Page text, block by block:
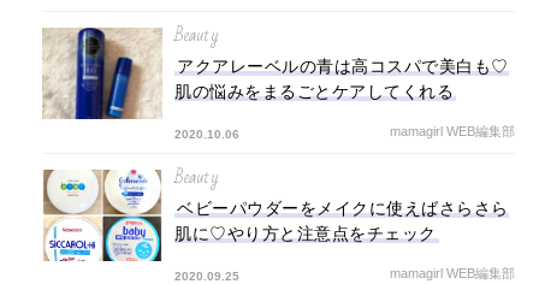
Beauty
アクアレーベルの青は高コスパで美白も♡
肌の悩みをまるごとケアしてくれる
2020.10.06 mamagirl WEB編集部
Beauty
ベビーパウダーをメイクに使えばさらさら
肌に♡やり方と注意点をチェック
2020.09.25 mamagirl WEB編集部